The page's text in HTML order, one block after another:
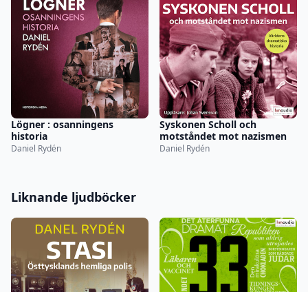
Lögner : osanningens
historia
Daniel Rydén
Syskonen Scholl och
motståndet mot nazismen
Daniel Rydén
Liknande ljudböcker